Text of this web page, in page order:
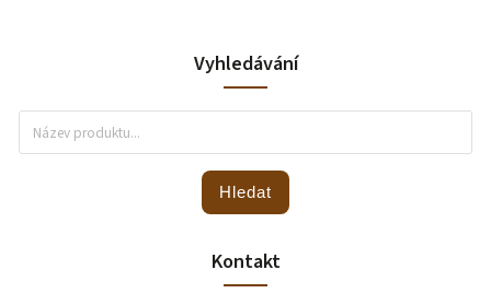
Vyhledávání
Hledat
Kontakt